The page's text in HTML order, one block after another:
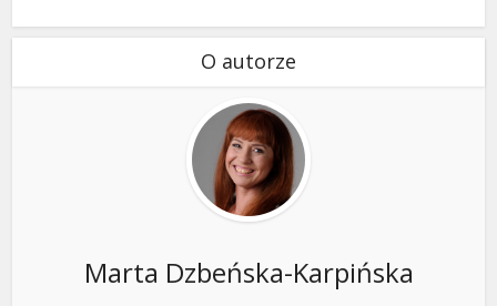
O autorze
Marta Dzbeńska-Karpińska